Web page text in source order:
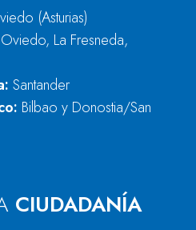
(Asturias)
Oviedo, La Fresneda,
Santander
Bilbao y Donostia/San
CIUDADANÍA